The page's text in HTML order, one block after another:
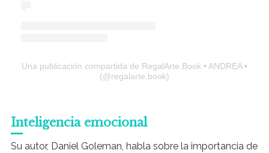
Una publicación compartida de RegalArte.Book • ANDREA •
(@regalarte.book)
Inteligencia emocional
Su autor, Daniel Goleman, habla sobre la importancia de